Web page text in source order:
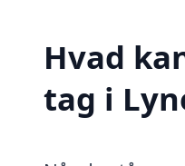
Hvad
tag i